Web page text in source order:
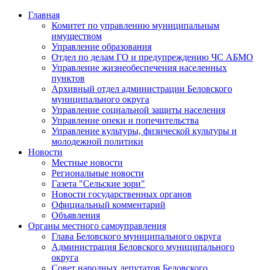
Главная
Комитет по управлению муниципальным
имуществом
Управление образования
Отдел по делам ГО и предупреждению ЧС АБМО
Управление жизнеобеспечения населенных
пунктов
Архивный отдел администрации Беловского
муниципального округа
Управление социальной защиты населения
Управление опеки и попечительства
Управление культуры, физической культуры и
молодежной политики
Новости
Местные новости
Региональные новости
Газета "Сельские зори"
Новости государственных органов
Официальный комментарий
Объявления
Органы местного самоуправления
Глава Беловского муниципального округа
Администрация Беловского муниципального
округа
Совет народных депутатов Беловского